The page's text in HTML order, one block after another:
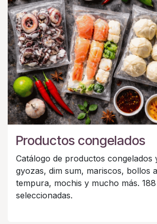
Productos congelados
Catálogo de productos congelados
gyozas, dim sum, mariscos, bollos
tempura, mochis y mucho más.
seleccionadas.